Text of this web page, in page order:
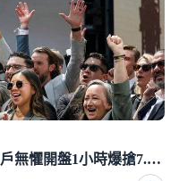
SpaceX首份財報公開引爆賣壓 散戶無懼開盤1小時爆搶7.4億